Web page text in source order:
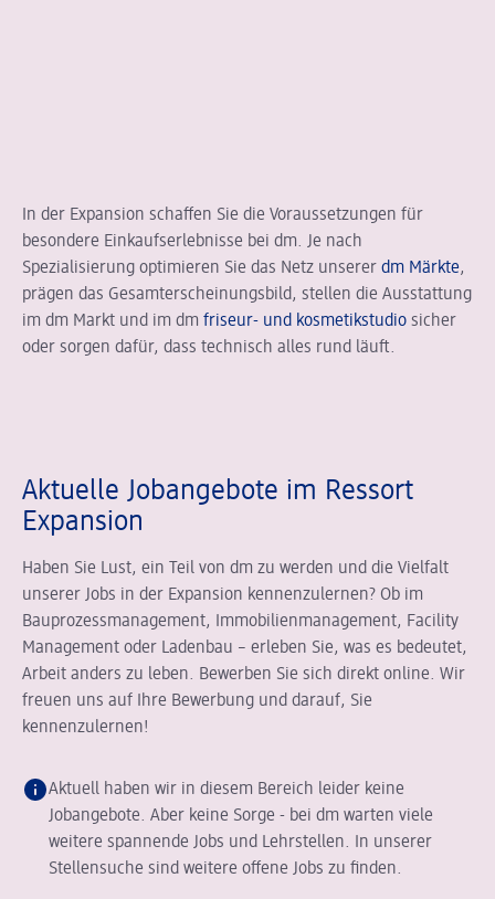
In der Expansion schaffen Sie die Voraussetzungen für
besondere Einkaufserlebnisse bei dm. Je nach
Spezialisierung optimieren Sie das Netz unserer dm Märkte,
prägen das Gesamterscheinungsbild, stellen die Ausstattung
im dm Markt und im dm friseur- und kosmetikstudio sicher
oder sorgen dafür, dass technisch alles rund läuft.
Aktuelle Jobangebote im Ressort
Expansion
Haben Sie Lust, ein Teil von dm zu werden und die Vielfalt
unserer Jobs in der Expansion kennenzulernen? Ob im
Bauprozessmanagement, Immobilienmanagement, Facility
Management oder Ladenbau – erleben Sie, was es bedeutet,
Arbeit anders zu leben. Bewerben Sie sich direkt online. Wir
freuen uns auf Ihre Bewerbung und darauf, Sie
kennenzulernen!
Aktuell haben wir in diesem Bereich leider keine
Jobangebote. Aber keine Sorge - bei dm warten viele
weitere spannende Jobs und Lehrstellen. In unserer
Stellensuche sind weitere offene Jobs zu finden.